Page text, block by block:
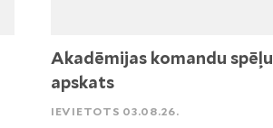
Akadēmijas komandu spēļu
apskats
IEVIETOTS 03.08.26.